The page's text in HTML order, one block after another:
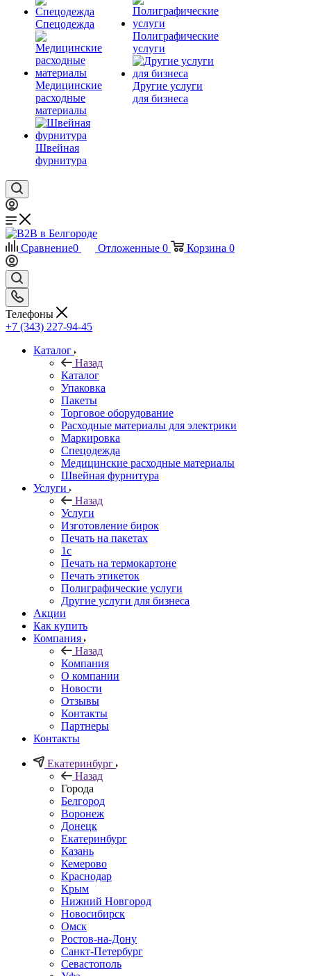
Спецодежда
Медицинские
расходные
материалы
Швейная
фурнитура
Полиграфические
услуги
Другие услуги
для бизнеса
Сравнение0 Отложенные 0 Корзина 0
Телефоны
+7 (343) 227-94-45
Каталог
Назад
Каталог
Упаковка
Пакеты
Торговое оборудование
Расходные материалы для электрики
Маркировка
Спецодежда
Медицинские расходные материалы
Швейная фурнитура
Услуги
Назад
Услуги
Изготовление бирок
Печать на пакетах
1c
Печать на термокартоне
Печать этикеток
Полиграфические услуги
Другие услуги для бизнеса
Акции
Как купить
Компания
Назад
Компания
О компании
Новости
Отзывы
Контакты
Партнеры
Контакты
Екатеринбург
Назад
Города
Белгород
Воронеж
Донецк
Екатеринбург
Казань
Кемерово
Краснодар
Крым
Нижний Новгород
Новосибирск
Омск
Ростов-на-Дону
Санкт-Петербург
Севастополь